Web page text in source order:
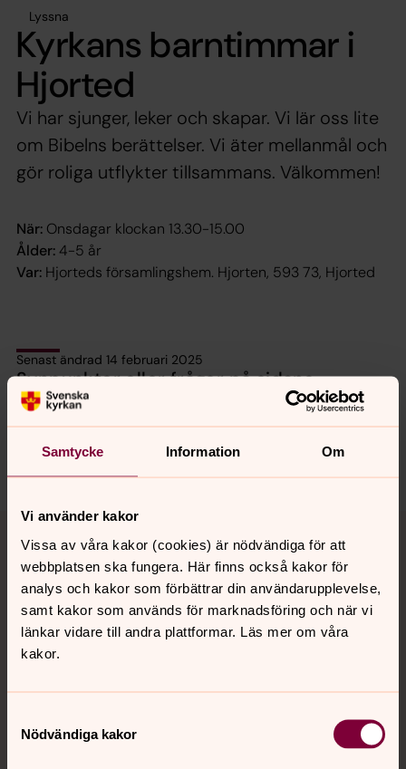
Samtycke Information Om
Vi använder kakor
Vissa av våra kakor (cookies) är nödvändiga för att
webbplatsen ska fungera. Här finns också kakor för
analys och kakor som förbättrar din användarupplevelse,
samt kakor som används för marknadsföring och när vi
länkar vidare till andra plattformar. Läs mer om våra
kakor.
Nödvändiga kakor
Lyssna
Kyrkans barntimmar i
Hjorted
Vi har sjunger, leker och skapar. Vi lär oss lite
om Bibelns berättelser. Vi äter mellanmål och
gör roliga utflykter tillsammans. Välkommen!
När: Onsdagar klockan 13.30-15.00
Ålder: 4-5 år
Var: Hjorteds församlingshem. Hjorten, 593 73, Hjorted
Senast ändrad 14 februari 2025
Synpunkter eller frågor på sidans
innehåll?
sodra.tjusts.pastorat@svenskakyrkan.se
Dela
Tillbaka till toppen
Tillbaka till innehållet
Kontakt
Hitta snabbt